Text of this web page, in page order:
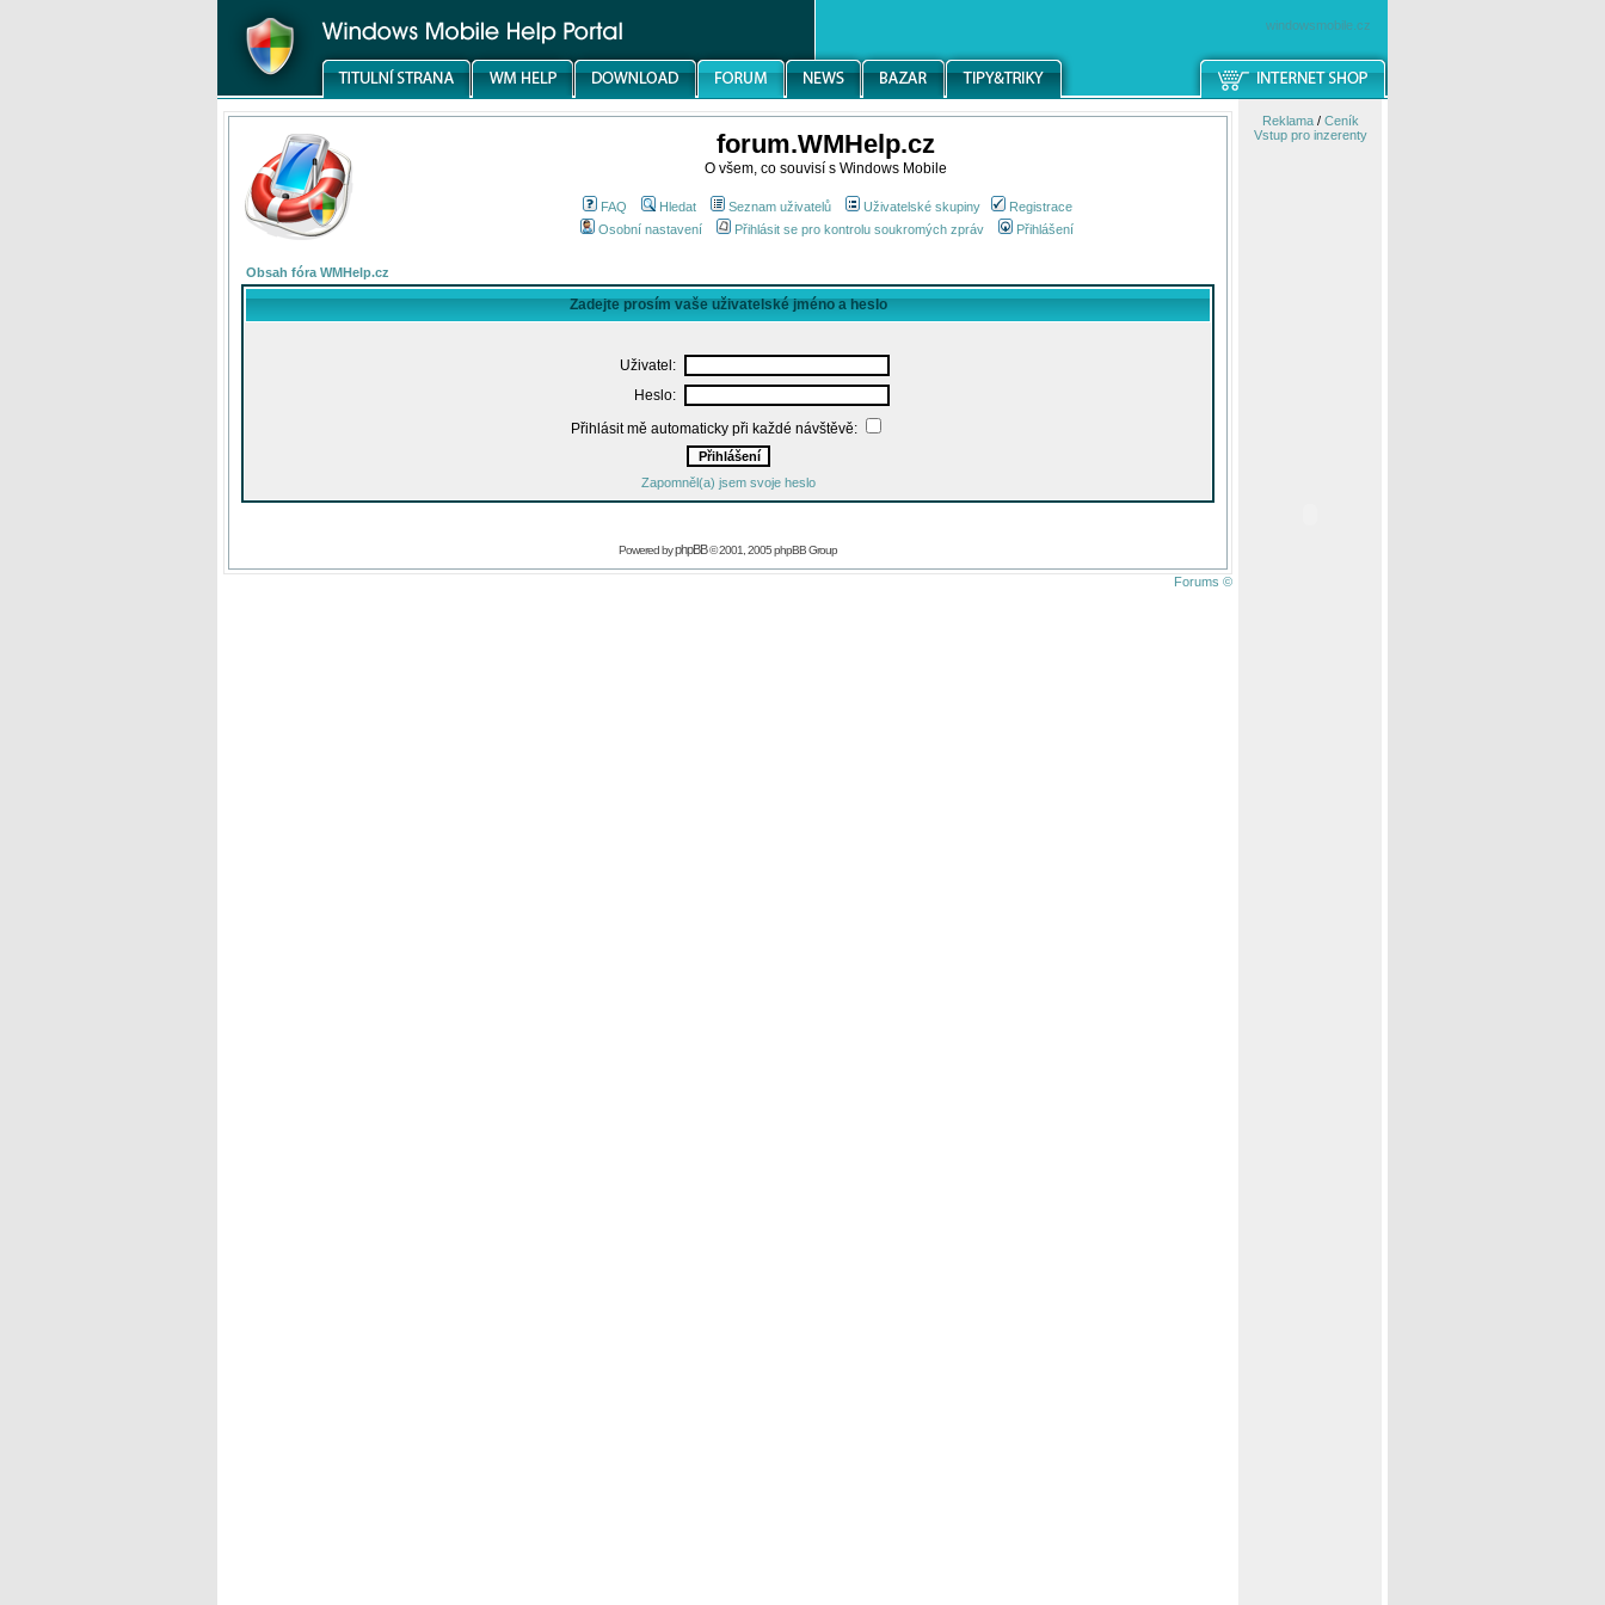
windowsmobile.cz
forum.WMHelp.cz
O všem, co souvisí s Windows Mobile
FAQ Hledat Seznam uživatelů Uživatelské skupiny
Registrace
Osobní nastavení
Přihlásit se pro kontrolu soukromých zpráv Přihlášení
Obsah fóra WMHelp.cz
Zadejte prosím vaše uživatelské jméno a heslo
Uživatel:
Heslo:
Přihlásit mě automaticky při každé návštěvě:
Zapomněl(a) jsem svoje heslo
Powered byphpBB© 2001, 2005 phpBB Group
Forums ©
Reklama/ Ceník
Vstup pro inzerenty